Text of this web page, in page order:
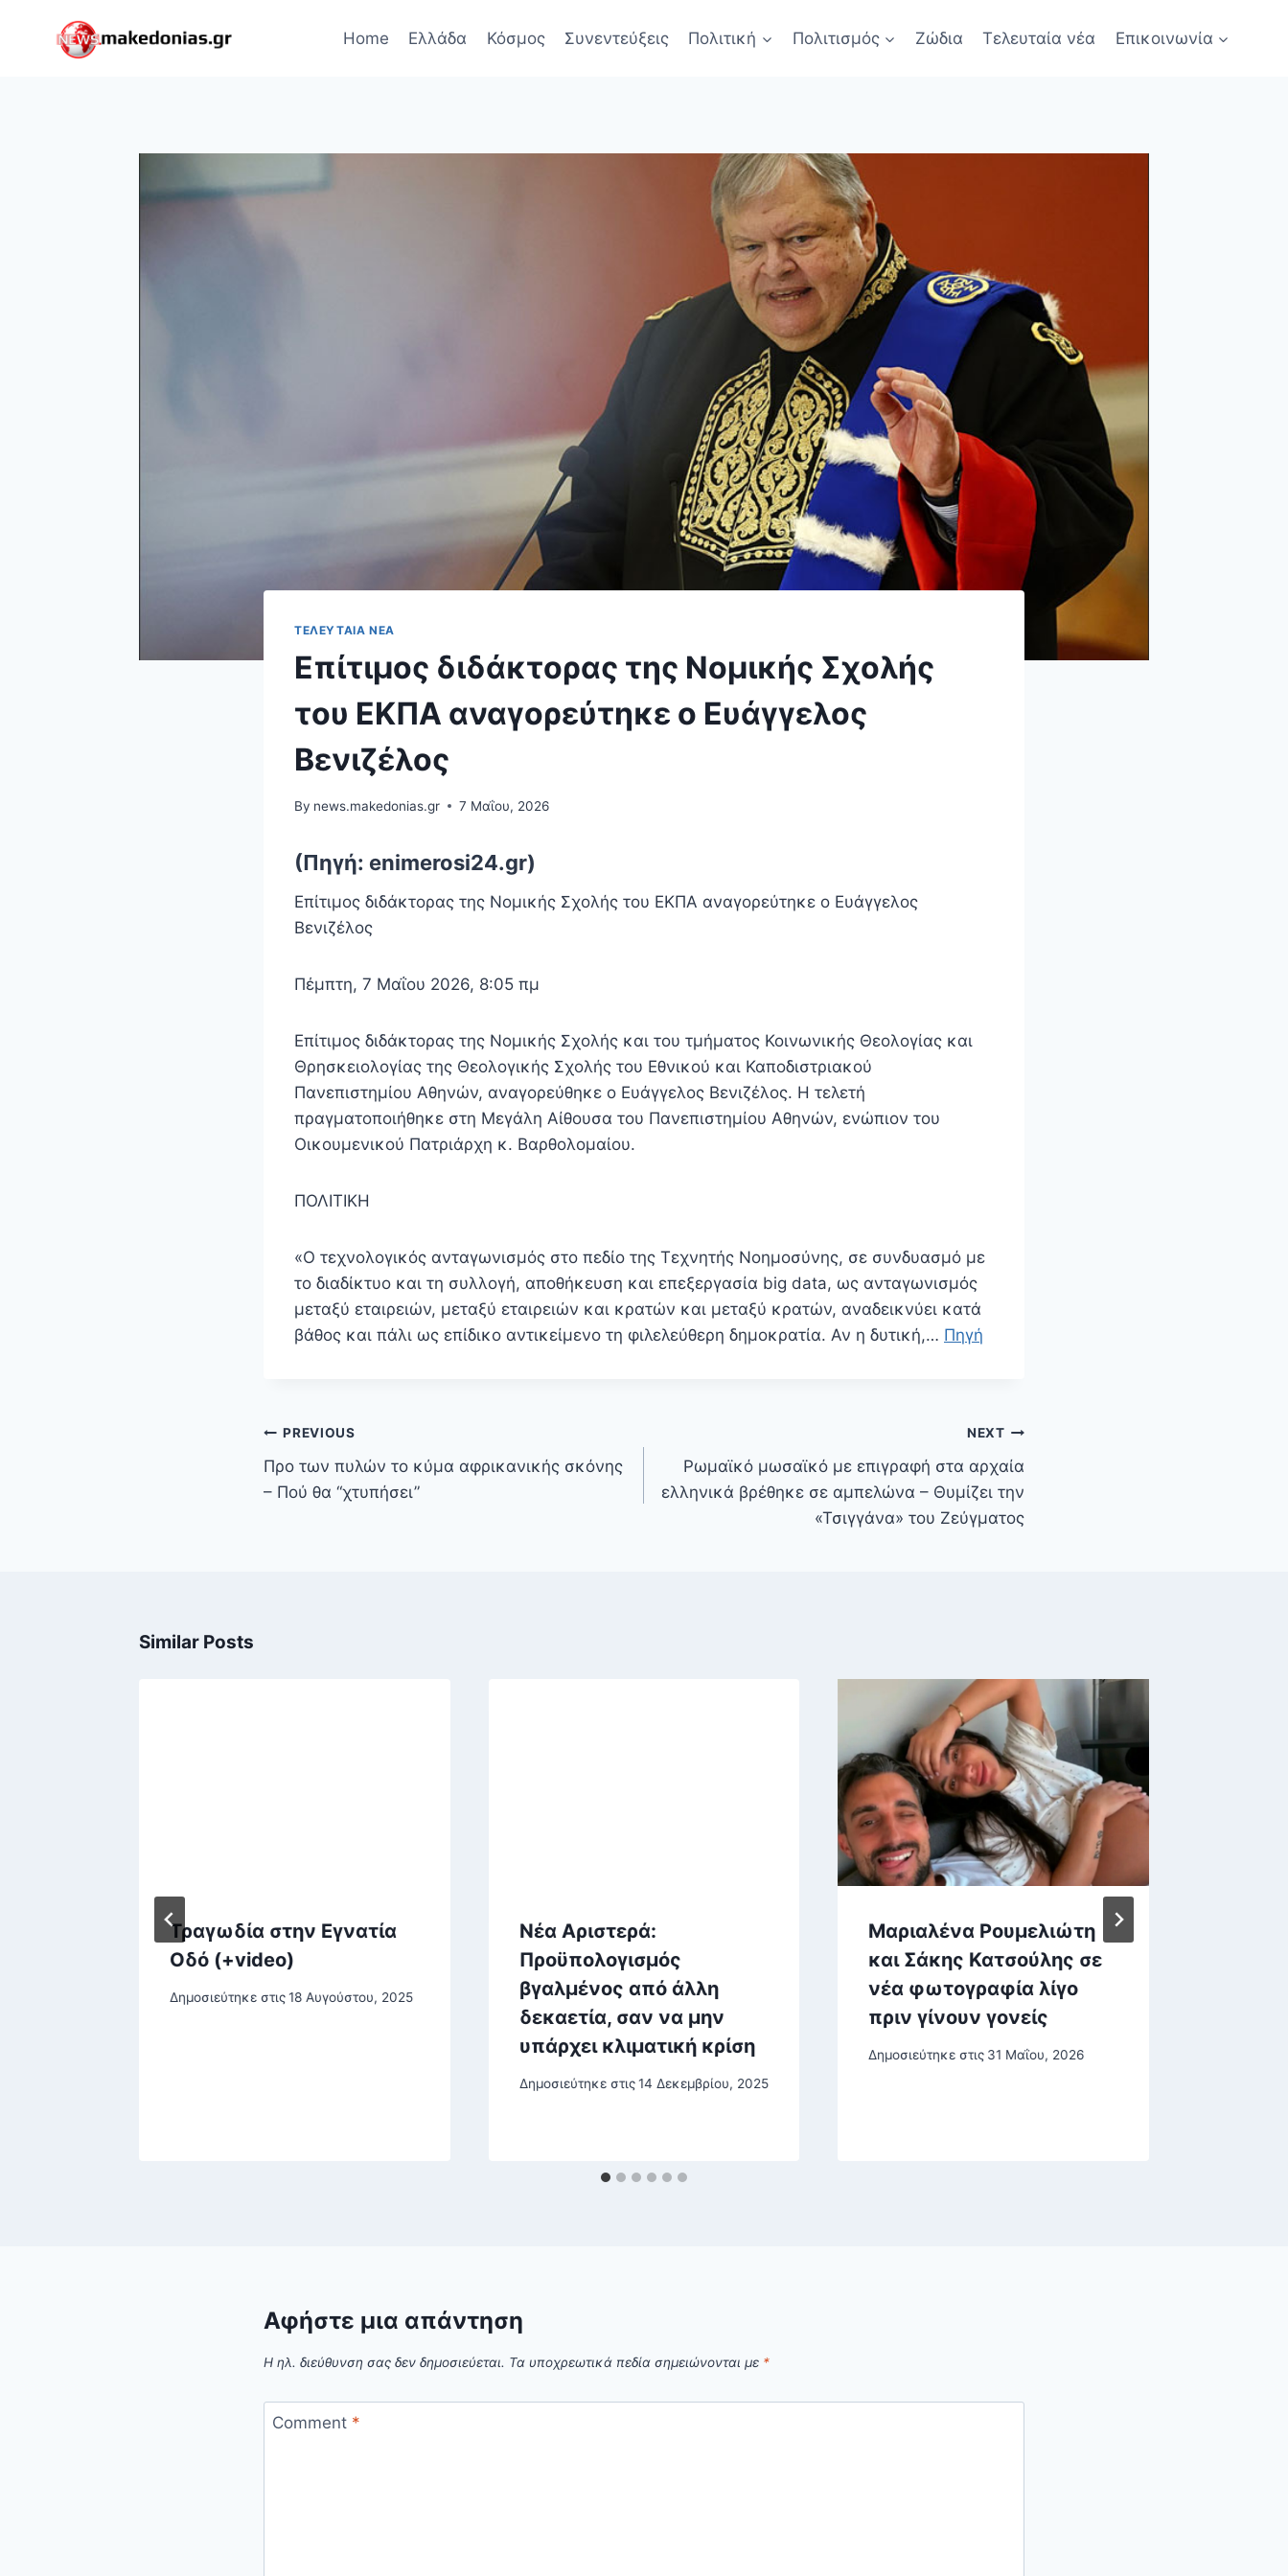
Home Ελλάδα Κόσμος Συνεντεύξεις Πολιτική Πολιτισμός Ζώδια Τελευταία νέα Επικοινωνία
ΤΕΛΕΥΤΑΊΑ ΝΈΑ
Επίτιμος διδάκτορας της Νομικής Σχολής
του ΕΚΠΑ αναγορεύτηκε ο Ευάγγελος
Βενιζέλος
By news.makedonias.gr 7 Μαΐου, 2026
(Πηγή: enimerosi24.gr)
Επίτιμος διδάκτορας της Νομικής Σχολής του ΕΚΠΑ αναγορεύτηκε ο Ευάγγελος
Βενιζέλος
Πέμπτη, 7 Μαΐου 2026, 8:05 πμ
Επίτιμος διδάκτορας της Νομικής Σχολής και του τμήματος Κοινωνικής Θεολογίας και
Θρησκειολογίας της Θεολογικής Σχολής του Εθνικού και Καποδιστριακού
Πανεπιστημίου Αθηνών, αναγορεύθηκε ο Ευάγγελος Βενιζέλος. Η τελετή
πραγματοποιήθηκε στη Μεγάλη Αίθουσα του Πανεπιστημίου Αθηνών, ενώπιον του
Οικουμενικού Πατριάρχη κ. Βαρθολομαίου.
ΠΟΛΙΤΙΚΗ
«Ο τεχνολογικός ανταγωνισμός στο πεδίο της Τεχνητής Νοημοσύνης, σε συνδυασμό με
το διαδίκτυο και τη συλλογή, αποθήκευση και επεξεργασία big data, ως ανταγωνισμός
μεταξύ εταιρειών, μεταξύ εταιρειών και κρατών και μεταξύ κρατών, αναδεικνύει κατά
βάθος και πάλι ως επίδικο αντικείμενο τη φιλελεύθερη δημοκρατία. Αν η δυτική,… Πηγή
Πλοήγηση
άρθρων
PREVIOUS
Προ των πυλών το κύμα αφρικανικής σκόνης
– Πού θα “χτυπήσει”
NEXT
Ρωμαϊκό μωσαϊκό με επιγραφή στα αρχαία
ελληνικά βρέθηκε σε αμπελώνα – Θυμίζει την
«Τσιγγάνα» του Ζεύγματος
Similar Posts
Τραγωδία στην Εγνατία
Οδό (+video)
Δημοσιεύτηκε στις18 Αυγούστου, 2025
Νέα Αριστερά:
Προϋπολογισμός
βγαλμένος από άλλη
δεκαετία, σαν να μην
υπάρχει κλιματική κρίση
Δημοσιεύτηκε στις 14 Δεκεμβρίου, 2025
Μαριαλένα Ρουμελιώτη
και Σάκης Κατσούλης σε
νέα φωτογραφία λίγο
πριν γίνουν γονείς
Δημοσιεύτηκε στις 31 Μαΐου, 2026
Αφήστε μια απάντηση
Η ηλ. διεύθυνση σας δεν δημοσιεύεται. Τα υποχρεωτικά πεδία σημειώνονται με *
Comment *